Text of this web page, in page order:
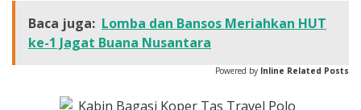
Baca juga: Lomba dan Bansos Meriahkan HUT
ke-1 Jagat Buana Nusantara
Powered by Inline Related Posts